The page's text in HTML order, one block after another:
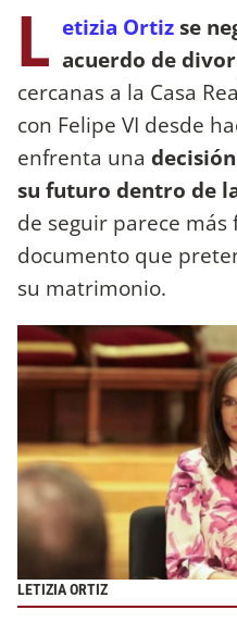
L etizia Ortizse
acuerdo de
cercanas a la Casa
con Felipe VI desde
enfrenta una
su futuro dentro de
de seguir parece
documento que
su matrimonio.
LETIZIA ORTIZ